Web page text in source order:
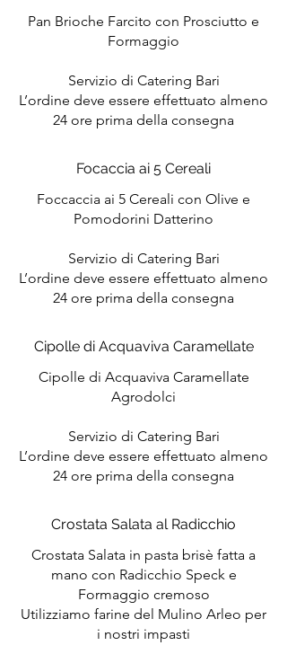
Pan Brioche Farcito con Prosciutto e
Formaggio
Servizio di Catering Bari
L’ordine deve essere effettuato almeno
24 ore prima della consegna
Focaccia ai 5 Cereali
Foccaccia ai 5 Cereali con Olive e
Pomodorini Datterino
Servizio di Catering Bari
L’ordine deve essere effettuato almeno
24 ore prima della consegna
Cipolle di Acquaviva Caramellate
Cipolle di Acquaviva Caramellate
Agrodolci
Servizio di Catering Bari
L’ordine deve essere effettuato almeno
24 ore prima della consegna
Crostata Salata al Radicchio
Crostata Salata in pasta brisè fatta a
mano con Radicchio Speck e
Formaggio cremoso
Utilizziamo farine del Mulino Arleo per
i nostri impasti